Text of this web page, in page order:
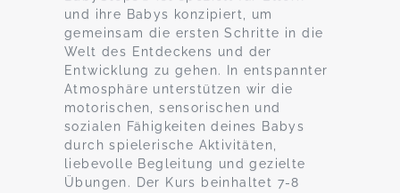
und ihre Babys konzipiert, um
gemeinsam die ersten Schritte in die
Welt des Entdeckens und der
Entwicklung zu gehen. In entspannter
Atmosphäre unterstützen wir die
motorischen, sensorischen und
sozialen Fähigkeiten deines Babys
durch spielerische Aktivitäten,
liebevolle Begleitung und gezielte
Übungen. Der Kurs beinhaltet 7-8